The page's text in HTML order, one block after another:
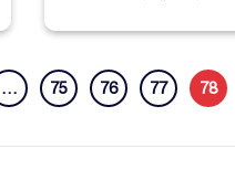
… 75 76 77 78